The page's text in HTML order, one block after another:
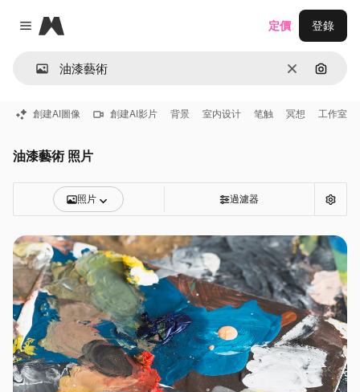
Close menu
Magnific
清除 通過圖
定價 登錄
創建AI圖像 創建AI影片 背景 室内设计 笔触 冥想 工作室
油漆藝術 照片
照片 過濾器